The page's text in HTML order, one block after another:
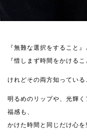
『無難な選択をすること』
『惜しまず時間をかける
けれどその両方知っている
明るめのリップや、光輝
福感も、
かけた時間と同じだけ心を